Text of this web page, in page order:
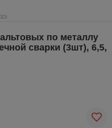
по металлу
сварки (3шт), 6,5,